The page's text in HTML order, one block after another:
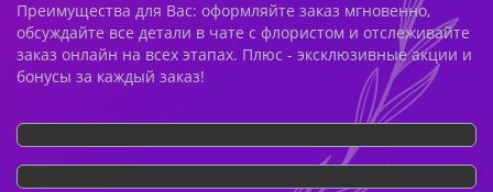
Преимущества для Вас: оформляйте заказ мгновенно,
обсуждайте все детали в чате с флористом и отслеживайте
заказ онлайн на всех этапах. Плюс - эксклюзивные акции и
бонусы за каждый заказ!